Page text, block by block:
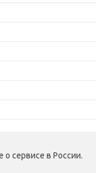
сервисе в России.